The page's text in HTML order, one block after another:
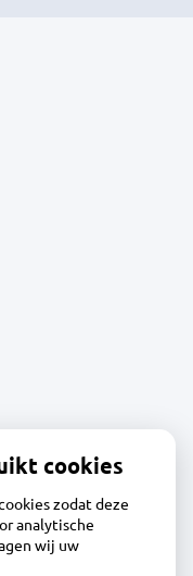
cookies
zodat deze
analytische
wij uw